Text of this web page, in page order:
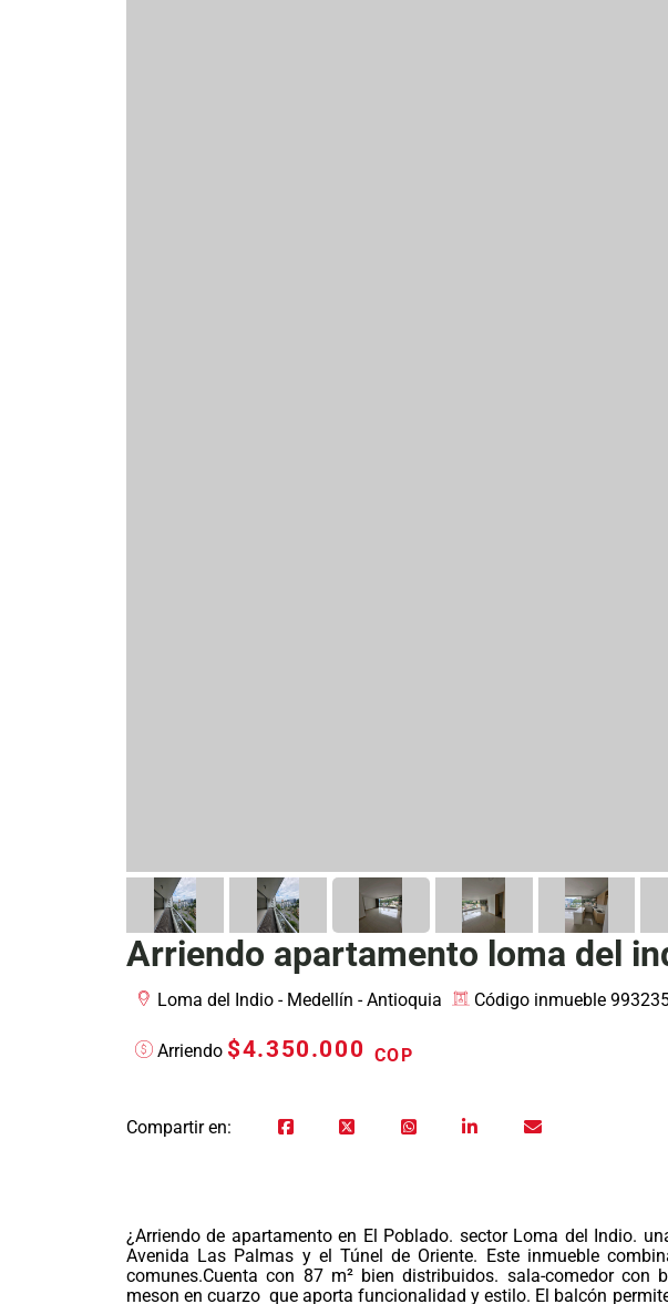
Arriendo apartamento loma del
Loma del Indio - Medellín - Antioquia Código inmueble
Arriendo $4.350.000 COP
Compartir en:
¿Arriendo de apartamento en El Poblado. sector Loma del Indio.
Avenida Las Palmas y el Túnel de Oriente. Este inmueble
comunes.Cuenta con 87 m² bien distribuidos. sala-comedor
meson en cuarzo que aporta funcionalidad y estilo. El balcón